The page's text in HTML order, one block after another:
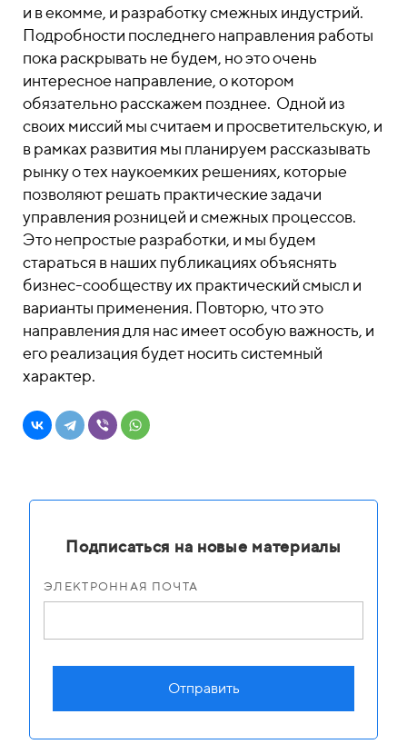
и в екомме, и разработку смежных индустрий.
Подробности последнего направления работы
пока раскрывать не будем, но это очень
интересное направление, о котором
обязательно расскажем позднее. Одной из
своих миссий мы считаем и просветительскую, и
в рамках развития мы планируем рассказывать
рынку о тех наукоемких решениях, которые
позволяют решать практические задачи
управления розницей и смежных процессов.
Это непростые разработки, и мы будем
стараться в наших публикациях объяснять
бизнес-сообществу их практический смысл и
варианты применения. Повторю, что это
направления для нас имеет особую важность, и
его реализация будет носить системный
характер.
Подписаться на новые материалы
ЭЛЕКТРОННАЯ ПОЧТА
Отправить